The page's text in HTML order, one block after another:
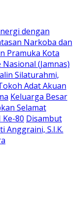
dengan
Narkoba dan
Pramuka Kota
(Jamnas)
Silaturahmi,
Adat Akuan
Keluarga Besar
Selamat
80 Disambut
Anggraini, S.I.K.